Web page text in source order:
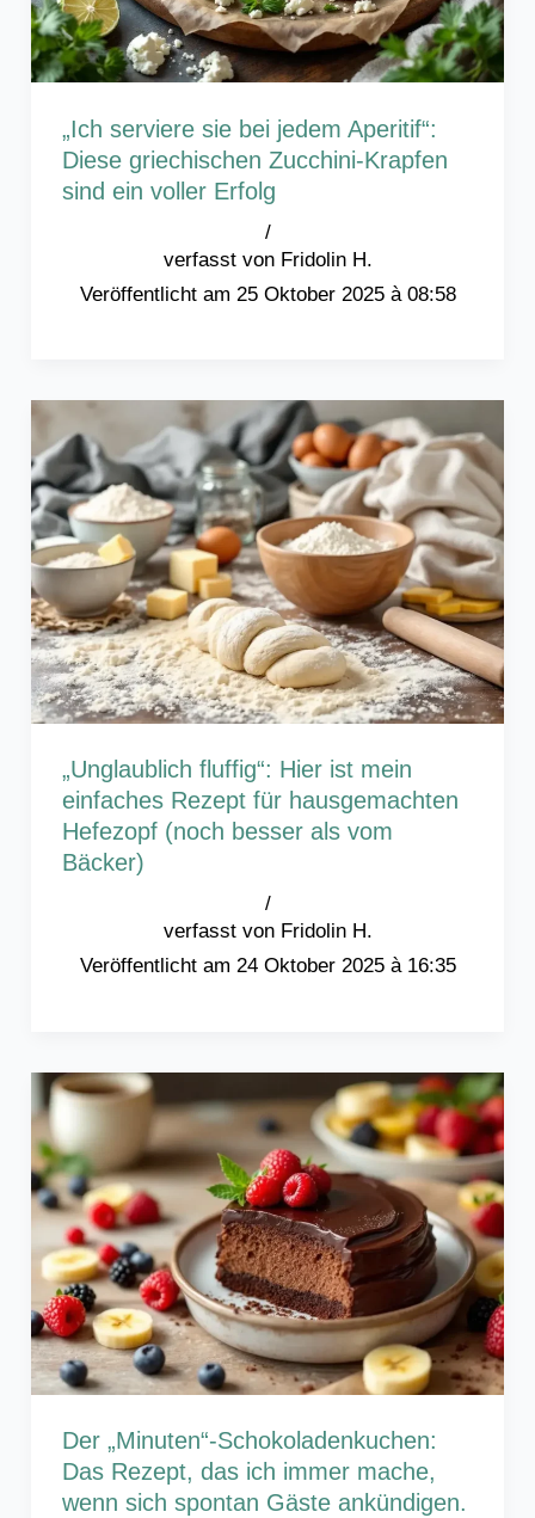
„Ich serviere sie bei jedem Aperitif“:
Diese griechischen Zucchini-Krapfen
sind ein voller Erfolg
Fridolin H.
/
25 Oktober 2025 à 08:58
„Unglaublich fluffig“: Hier ist mein
einfaches Rezept für hausgemachten
Hefezopf (noch besser als vom
Bäcker)
Fridolin H.
/
24 Oktober 2025 à 16:35
Der „Minuten“-Schokoladenkuchen:
Das Rezept, das ich immer mache,
wenn sich spontan Gäste ankündigen.